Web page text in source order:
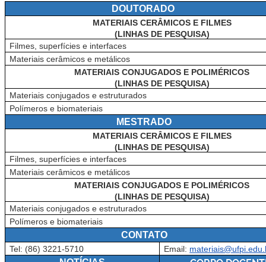
DOUTORADO
MATERIAIS CERÂMICOS E FILMES
(LINHAS DE PESQUISA)
Filmes, superfícies e interfaces
Materiais cerâmicos e metálicos
MATERIAIS CONJUGADOS E POLIMÉRICOS
(LINHAS DE PESQUISA)
Materiais conjugados e estruturados
Polímeros e biomateriais
MESTRADO
MATERIAIS CERÂMICOS E FILMES
(LINHAS DE PESQUISA)
Filmes, superfícies e interfaces
Materiais cerâmicos e metálicos
MATERIAIS CONJUGADOS E POLIMÉRICOS
(LINHAS DE PESQUISA)
Materiais conjugados e estruturados
Polímeros e biomateriais
CONTATO
Tel: (86) 3221-5710 Email: